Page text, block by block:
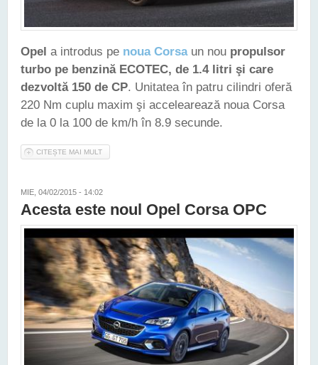
Opel a introdus pe noua Corsaun nou propulsor
turbo pe benzină ECOTEC, de 1.4 litri şi care
dezvoltă 150 de CP. Unitatea în patru cilindri oferă
220 Nm cuplu maxim şi accelearează noua Corsa
de la 0 la 100 de km/h în 8.9 secunde.
CITEȘTE MAI MULT
MIE, 04/02/2015 - 14:02
Acesta este noul Opel Corsa OPC